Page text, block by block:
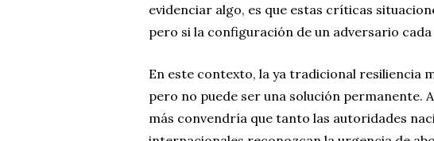
evidenciar algo, es que estas críticas
pero si la configuración de un adversario
En este contexto, la ya tradicional resiliencia
pero no puede ser una solución permanente.
más convendría que tanto las autoridades